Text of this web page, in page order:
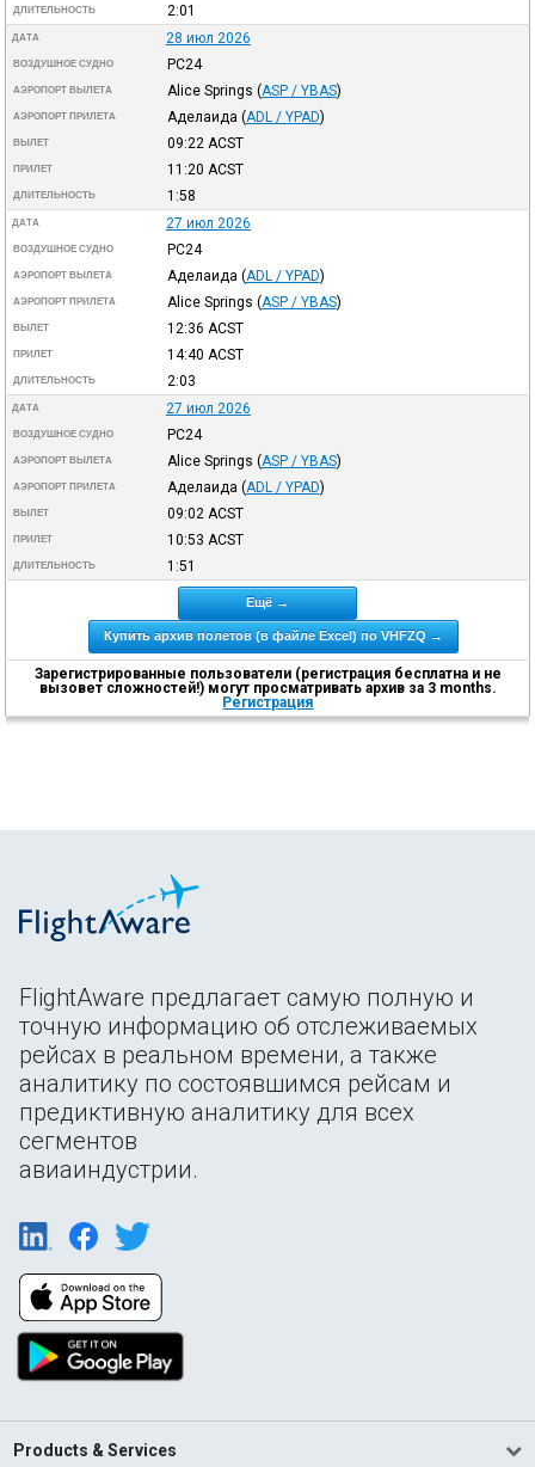
ДЛИТЕЛЬНОСТЬ 2:01
ДАТА 28 июл 2026
ВОЗДУШНОЕ СУДНО PC24
АЭРОПОРТ ВЫЛЕТА Alice Springs (ASP / YBAS)
АЭРОПОРТ ПРИЛЕТА Аделаида (ADL / YPAD)
ВЫЛЕТ 09:22 ACST
ПРИЛЕТ 11:20 ACST
ДЛИТЕЛЬНОСТЬ 1:58
ДАТА 27 июл 2026
ВОЗДУШНОЕ СУДНО PC24
АЭРОПОРТ ВЫЛЕТА Аделаида (ADL / YPAD)
АЭРОПОРТ ПРИЛЕТА Alice Springs (ASP / YBAS)
ВЫЛЕТ 12:36 ACST
ПРИЛЕТ 14:40 ACST
ДЛИТЕЛЬНОСТЬ 2:03
ДАТА 27 июл 2026
ВОЗДУШНОЕ СУДНО PC24
АЭРОПОРТ ВЫЛЕТА Alice Springs (ASP / YBAS)
АЭРОПОРТ ПРИЛЕТА Аделаида (ADL / YPAD)
ВЫЛЕТ 09:02 ACST
ПРИЛЕТ 10:53 ACST
ДЛИТЕЛЬНОСТЬ 1:51
Ещё →
Купить архив полетов (в файле Excel) по VHFZQ →
Зарегистрированные пользователи (регистрация бесплатна и не
вызовет сложностей!) могут просматривать архив за 3 months.
Регистрация
FlightAware предлагает самую полную и
точную информацию об отслеживаемых
рейсах в реальном времени, а также
аналитику по состоявшимся рейсам и
предиктивную аналитику для всех
сегментов
авиаиндустрии.
Products & Services